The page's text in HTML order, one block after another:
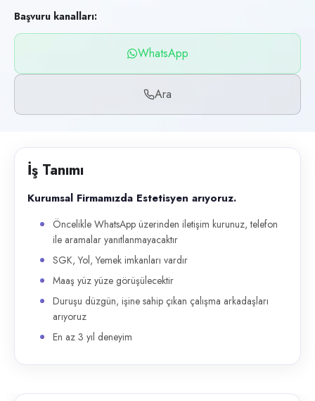
Son geçerlilik
15 Ekim 2026
WhatsApp, Telefon
İlan açıklaması
Başvuru kanalları:
WhatsApp
Ara
İş Tanımı
Kurumsal Firmamızda Estetisyen arıyoruz.
Öncelikle WhatsApp üzerinden iletişim kurunuz, telefon
ile aramalar yanıtlanmayacaktır
SGK, Yol, Yemek imkanları vardır
Maaş yüz yüze görüşülecektir
Duruşu düzgün, işine sahip çıkan çalışma arkadaşları
arıyoruz
En az 3 yıl deneyim